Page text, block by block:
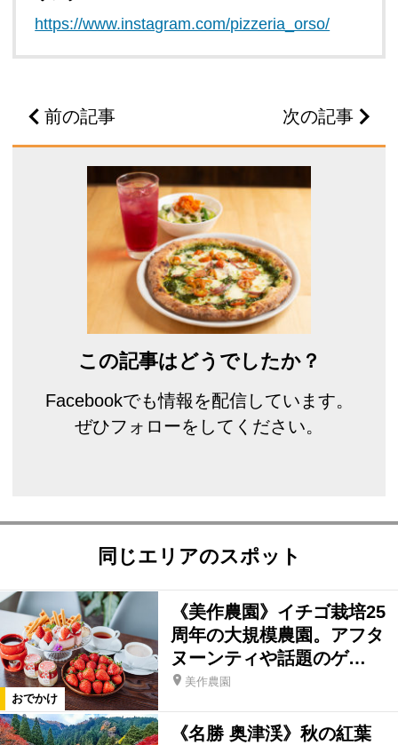
https://www.instagram.com/pizzeria_orso/
前の記事 次の記事
この記事はどうでしたか？
Facebookでも情報を配信しています。
ぜひフォローをしてください。
同じエリアのスポット
おでかけ
《美作農園》イチゴ栽培25
周年の大規模農園。アフタ
ヌーンティや話題のゲ…
美作農園
《名勝 奥津渓》秋の紅葉